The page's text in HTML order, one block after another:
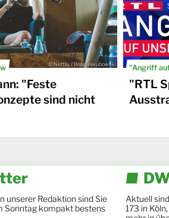
© Netflix / Brian Jakubowski
"Feste
sind nicht
"Angriff
"RTL
unserer Redaktion sind Sie
Sonntag kompakt bestens
Aktuell
173 in